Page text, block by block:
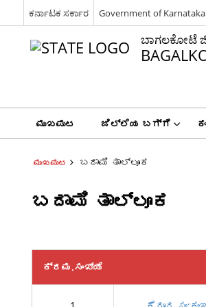
ಕರ್ನಾಟಕ ಸರ್ಕಾರ Government of Karnataka
ಬಾಗಲಕೋಟೆ
ಮುಖಪುಟ ಜಿಲ್ಲೆಯ ಬಗ್ಗೆ
ಮುಖಪುಟ ಬದಾಮಿ ತಾಲ್ಲೂಕ
ಬದಾಮಿ ತಾಲ್ಲೂಕ
ಕ್ರಮ.ಸಂಖ್ಯೆ